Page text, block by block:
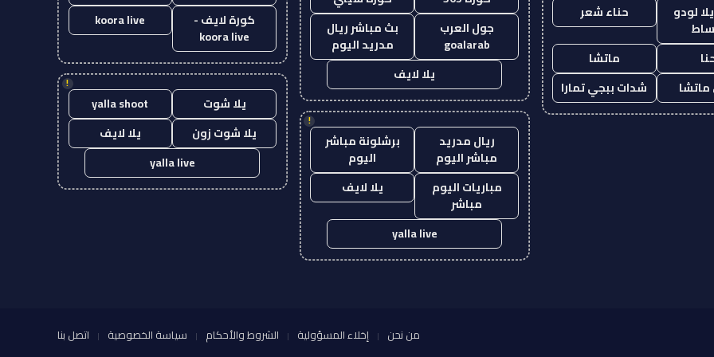
لودو
حناء شعر
ماتشا
شدات ببجي تمارا
جول العرب
goalarab
بث مباشر ريال
مدريد اليوم
يلا لايف
!
ريال مدريد
مباشر اليوم
برشلونة مباشر
اليوم
مباريات اليوم
مباشر
يلا لايف
yalla live
كورة لايف -
koora live
koora live
!
يلا شوت
yalla shoot
يلا شوت زون
يلا لايف
yalla live
من نحن إخلاء المسؤولية الشروط والأحكام سياسة الخصوصية اتصل بنا